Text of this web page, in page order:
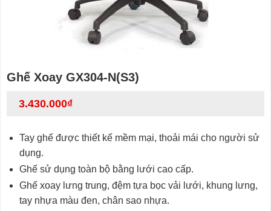
Ghế Xoay GX304-N(S3)
3.430.000₫
Tay ghế được thiết kế mềm mại, thoải mái cho người sử
dụng.
Ghế sử dụng toàn bộ bằng lưới cao cấp.
Ghế xoay lưng trung, đệm tựa bọc vải lưới, khung lưng,
tay nhựa màu đen, chân sao nhựa.